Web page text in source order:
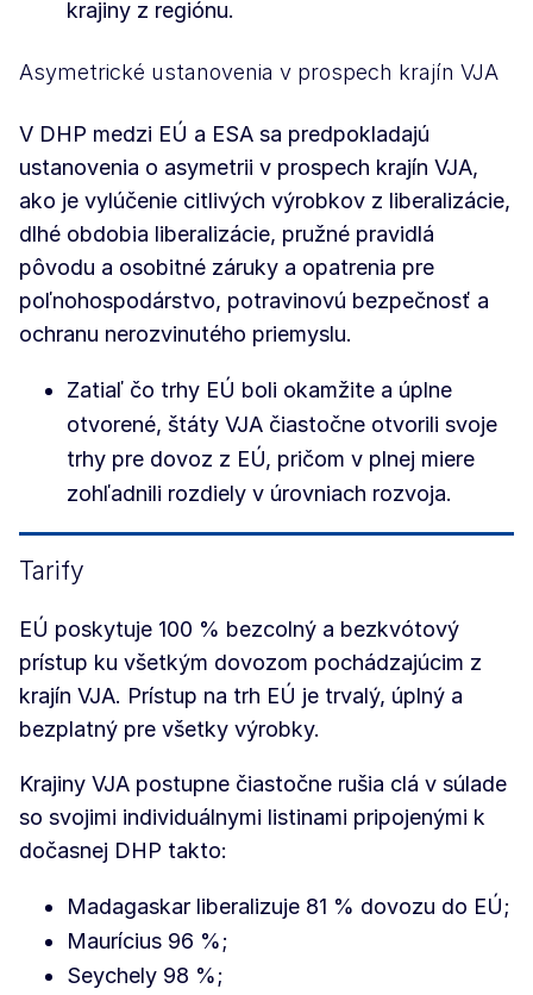
krajiny z regiónu.
Asymetrické ustanovenia v prospech krajín VJA
V DHP medzi EÚ a ESA sa predpokladajú
ustanovenia o asymetrii v prospech krajín VJA,
ako je vylúčenie citlivých výrobkov z liberalizácie,
dlhé obdobia liberalizácie, pružné pravidlá
pôvodu a osobitné záruky a opatrenia pre
poľnohospodárstvo, potravinovú bezpečnosť a
ochranu nerozvinutého priemyslu.
Zatiaľ čo trhy EÚ boli okamžite a úplne
otvorené, štáty VJA čiastočne otvorili svoje
trhy pre dovoz z EÚ, pričom v plnej miere
zohľadnili rozdiely v úrovniach rozvoja.
Tarify
EÚ poskytuje 100 % bezcolný a bezkvótový
prístup ku všetkým dovozom pochádzajúcim z
krajín VJA. Prístup na trh EÚ je trvalý, úplný a
bezplatný pre všetky výrobky.
Krajiny VJA postupne čiastočne rušia clá v súlade
so svojimi individuálnymi listinami pripojenými k
dočasnej DHP takto:
Madagaskar liberalizuje 81 % dovozu do EÚ;
Maurícius 96 %;
Seychely 98 %;